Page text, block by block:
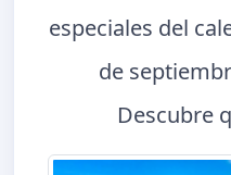
especiales del
de
Descubre